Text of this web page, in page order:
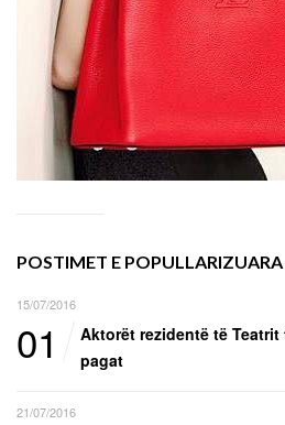
POSTIMET E POPULLARIZUARA
15/07/2016
01
Aktorët rezidentë të
pagat
21/07/2016